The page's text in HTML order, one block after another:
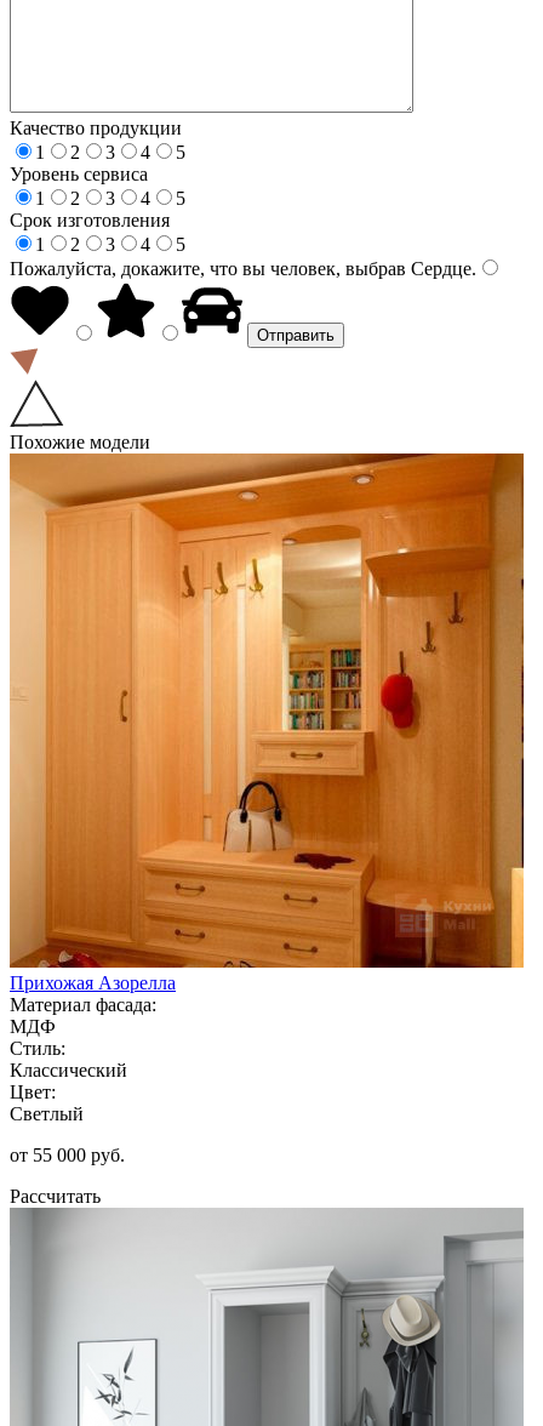
Качество продукции
1
2 3 4
5
Уровень сервиса
1
2 3 4
5
Срок изготовления
1
2 3 4
5
Пожалуйста, докажите, что вы человек, выбрав Сердце.
Похожие модели
Прихожая Азорелла
Материал фасада:
МДФ
Стиль:
Классический
Цвет:
Светлый
от 55 000 руб.
Рассчитать